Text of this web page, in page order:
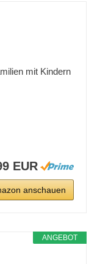
mit Kindern
EUR
anschauen
ANGEBOT